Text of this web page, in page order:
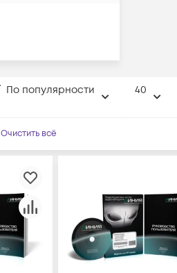
По популярности 40
Очистить всё